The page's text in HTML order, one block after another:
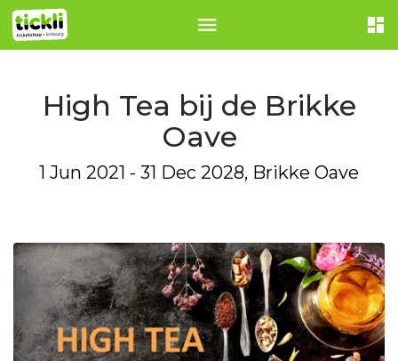
High Tea bij de Brikke
Oave
1 Jun 2021 - 31 Dec 2028, Brikke Oave